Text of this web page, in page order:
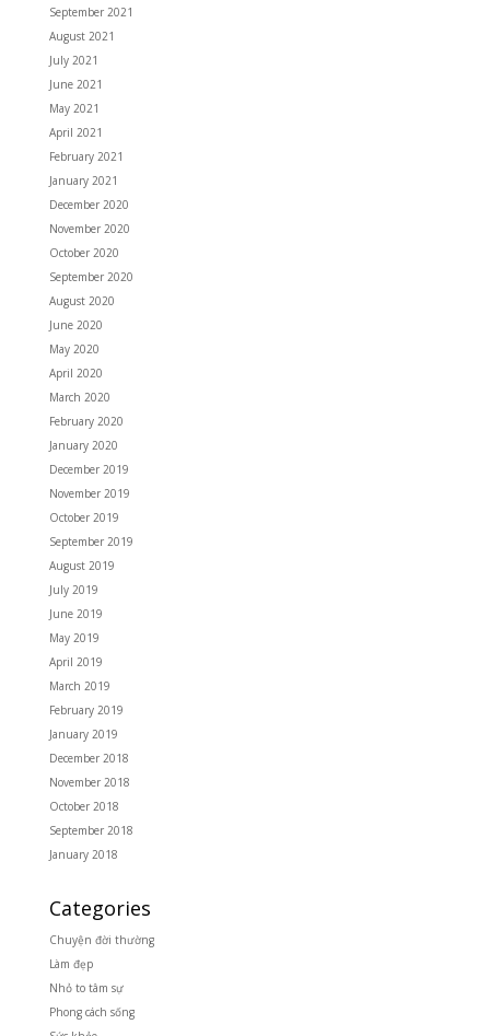
September 2021
August 2021
July 2021
June 2021
May 2021
April 2021
February 2021
January 2021
December 2020
November 2020
October 2020
September 2020
August 2020
June 2020
May 2020
April 2020
March 2020
February 2020
January 2020
December 2019
November 2019
October 2019
September 2019
August 2019
July 2019
June 2019
May 2019
April 2019
March 2019
February 2019
January 2019
December 2018
November 2018
October 2018
September 2018
January 2018
Categories
Chuyện đời thường
Làm đẹp
Nhỏ to tâm sự
Phong cách sống